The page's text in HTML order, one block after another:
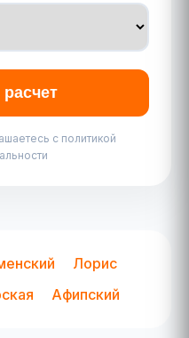
с политикой
Лорис
Афипский